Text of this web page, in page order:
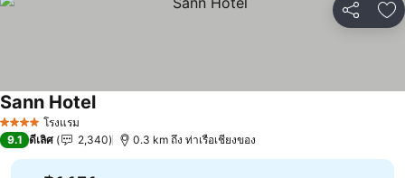
แชร์ เ
4 ดาว โรงแรม
Sann Hotel
9.1 ดีเลิศ 2,340 0.3 km ถึง ท่าเรือเชียงของ